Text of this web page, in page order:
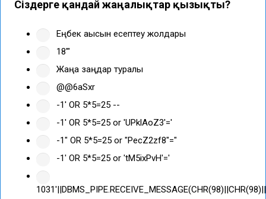
Сіздерге қандай жаңалықтар қызықты?
Еңбек ақысын есептеу жолдары
18'"
Жаңа заңдар туралы
@@6aSxr
-1' OR 5*5=25 --
-1' OR 5*5=25 or 'UPklAoZ3'='
-1" OR 5*5=25 or "PecZ2zf8"="
-1' OR 5*5=25 or 'tM5ixPvH'='